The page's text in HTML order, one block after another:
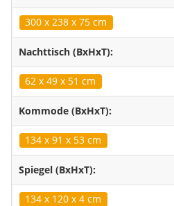
300 x 238 x 75 cm
Nachttisch (BxHxT):
62 x 49 x 51 cm
Kommode (BxHxT):
134 x 91 x 53 cm
Spiegel (BxHxT):
134 x 120 x 4 cm